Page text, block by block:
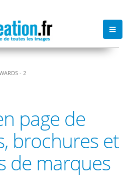
- 2
page de
brochures et
de marques